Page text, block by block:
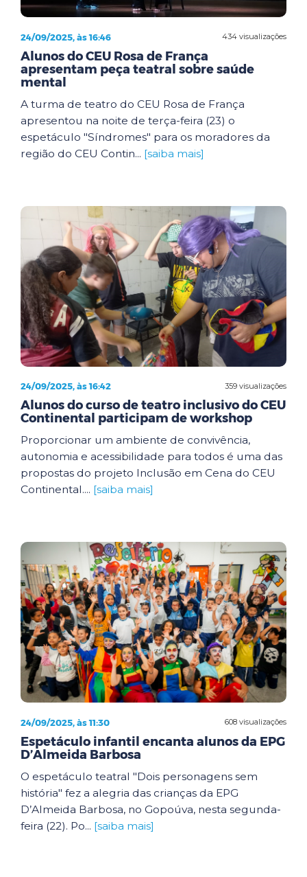
434 visualizações
24/09/2025, às 16:46
Alunos do CEU Rosa de França
apresentam peça teatral sobre saúde
mental
A turma de teatro do CEU Rosa de França
apresentou na noite de terça-feira (23) o
espetáculo "Síndromes" para os moradores da
região do CEU Contin... [saiba mais]
359 visualizações
24/09/2025, às 16:42
Alunos do curso de teatro inclusivo do CEU
Continental participam de workshop
Proporcionar um ambiente de convivência,
autonomia e acessibilidade para todos é uma das
propostas do projeto Inclusão em Cena do CEU
Continental.... [saiba mais]
608 visualizações
24/09/2025, às 11:30
Espetáculo infantil encanta alunos da EPG
D’Almeida Barbosa
O espetáculo teatral "Dois personagens sem
história" fez a alegria das crianças da EPG
D’Almeida Barbosa, no Gopoúva, nesta segunda-
feira (22). Po... [saiba mais]